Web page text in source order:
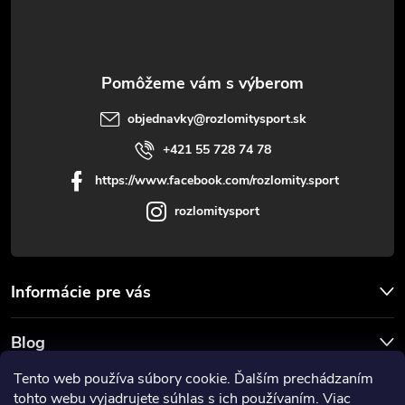
Tento web používa súbory cookie. Ďalším prechádzaním
tohto webu vyjadrujete súhlas s ich používaním. Viac
objednavky@rozlomitysport.sk
+421 55 728 74 78
https://www.facebook.com/rozlomity.sport
rozlomitysport
Informácie pre vás
Blog
Prijímame online platby